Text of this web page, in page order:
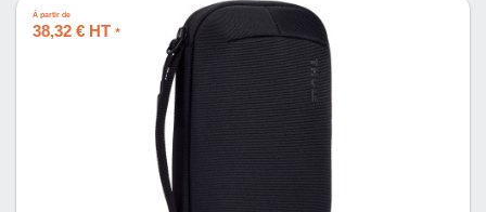
À partir de
38,32 € HT *